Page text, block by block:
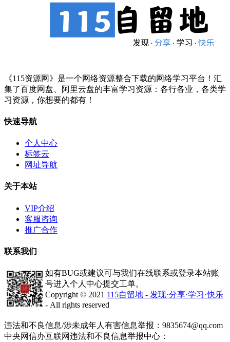
《115资源网》是一个网络资源整合下载的网络学习平台！汇
集了百度网盘、阿里云盘的丰富学习资源：各行各业，各类学
习资源，你想要的都有！
快速导航
个人中心
标签云
网址导航
关于本站
VIP介绍
客服咨询
推广合作
联系我们
如有BUG或建议可与我们在线联系或登录本站账
号进入个人中心提交工单。
Copyright © 2021 115自留地 - 发现·分享·学习·快乐
- All rights reserved
违法和不良信息/涉未成年人有害信息举报：9835674@qq.com
中央网信办互联网违法和不良信息举报中心：